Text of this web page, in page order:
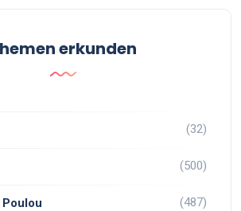
erkunden
(32)
(500)
(487)